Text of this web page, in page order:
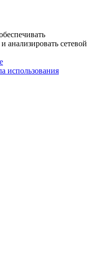
анализировать сетевой
использования